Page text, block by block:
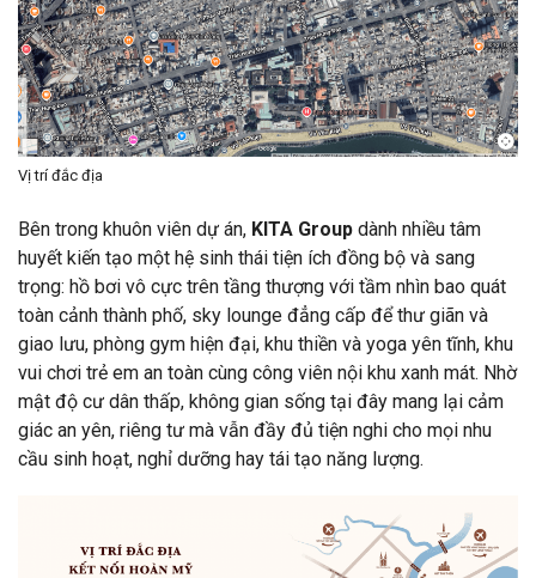
Vị trí đắc địa
Bên trong khuôn viên dự án, KITA Group dành nhiều tâm
huyết kiến tạo một hệ sinh thái tiện ích đồng bộ và sang
trọng: hồ bơi vô cực trên tầng thượng với tầm nhìn bao quát
toàn cảnh thành phố, sky lounge đẳng cấp để thư giãn và
giao lưu, phòng gym hiện đại, khu thiền và yoga yên tĩnh, khu
vui chơi trẻ em an toàn cùng công viên nội khu xanh mát. Nhờ
mật độ cư dân thấp, không gian sống tại đây mang lại cảm
giác an yên, riêng tư mà vẫn đầy đủ tiện nghi cho mọi nhu
cầu sinh hoạt, nghỉ dưỡng hay tái tạo năng lượng.